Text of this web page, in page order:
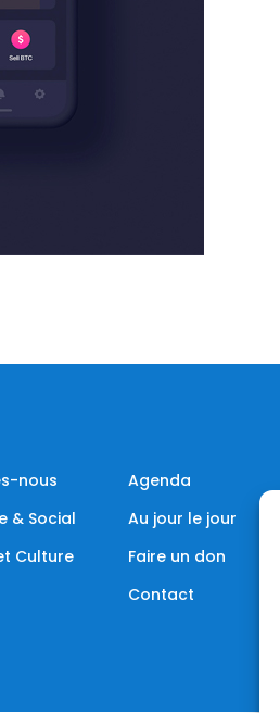
nous
& Social
Culture
Agenda
Au jour le jour
Faire un don
Contact